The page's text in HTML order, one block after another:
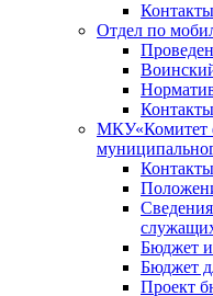
Контакты
Отдел по
Контакты
МКУ«Комитет
Контакты
Бюджет и
Бюджет
Проект